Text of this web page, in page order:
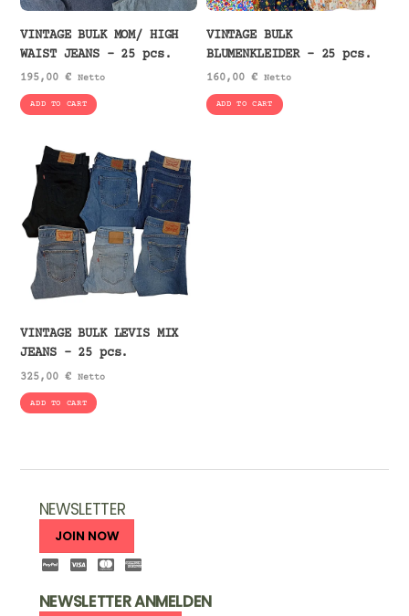
VINTAGE BULK MOM/ HIGH
WAIST JEANS – 25 pcs.
195,00€ Netto
ADD TO CART
VINTAGE BULK
BLUMENKLEIDER – 25 pcs.
160,00 € Netto
ADD TO CART
VINTAGE BULK LEVIS MIX
JEANS – 25 pcs.
325,00€ Netto
ADD TO CART
NEWSLETTER
JOIN NOW
NEWSLETTER ANMELDEN